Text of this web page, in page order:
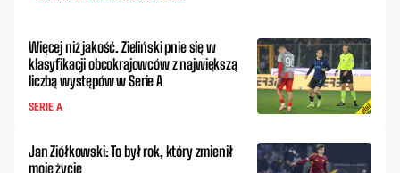
Więcej niż jakość. Zieliński pnie się w
klasyfikacji obcokrajowców z największą
liczbą występów w Serie A
SERIE A
Jan Ziółkowski: To był rok, który zmienił
moje życie